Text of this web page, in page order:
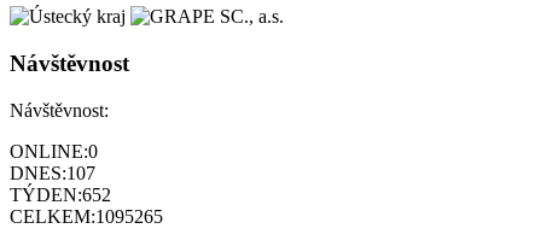
Návštěvnost
Návštěvnost:
ONLINE:0
DNES:107
TÝDEN:652
CELKEM:1095265